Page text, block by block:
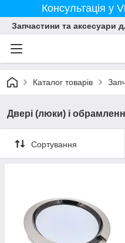
Консультація у
Запчастини та аксесуари
Каталог товарів
Двері (люки) і
Сортування